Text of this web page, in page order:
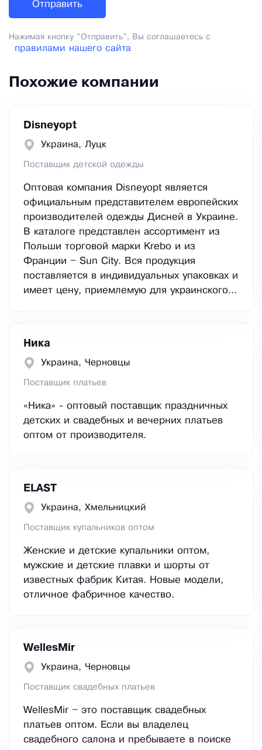
Нажимая кнопку "Отправить", Вы соглашаетесь с
правилами нашего сайта
Похожие компании
Disneyopt
Украина, Луцк
Поставщик детской одежды
Оптовая компания Disneyopt является
официальным представителем европейских
производителей одежды Дисней в Украине.
В каталоге представлен ассортимент из
Польши торговой марки Krebo и из
Франции – Sun City. Вся продукция
поставляется в индивидуальных упаковках и
имеет цену, приемлемую для украинского...
Ника
Украина, Черновцы
Поставщик платьев
«Ника» - оптовый поставщик праздничных
детских и свадебных и вечерних платьев
оптом от производителя.
ELAST
Украина, Хмельницкий
Поставщик купальников оптом
Женские и детские купальники оптом,
мужские и детские плавки и шорты от
известных фабрик Китая. Новые модели,
отличное фабричное качество.
WellesMir
Украина, Черновцы
Поставщик свадебных платьев
WellesMir – это поставщик свадебных
платьев оптом. Если вы владелец
свадебного салона и пребываете в поиске